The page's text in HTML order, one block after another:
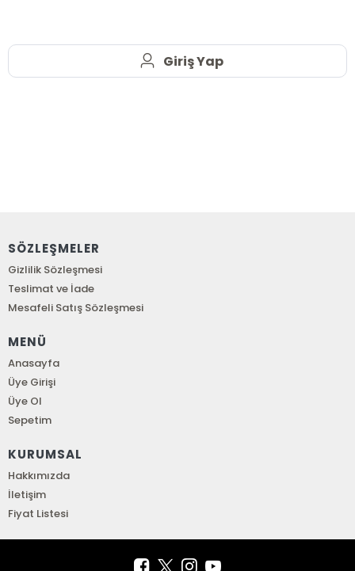
Giriş Yap
SÖZLEŞMELER
Gizlilik Sözleşmesi
Teslimat ve İade
Mesafeli Satış Sözleşmesi
MENÜ
Anasayfa
Üye Girişi
Üye Ol
Sepetim
KURUMSAL
Hakkımızda
İletişim
Fiyat Listesi